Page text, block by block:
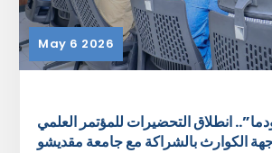
انطلاق التحضيرات للمؤتمر العلمي
الكوارث بالشراكة مع جامعة مقديشو
May 6 2026